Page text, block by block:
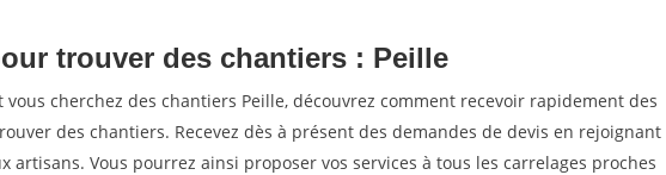
trouver des chantiers : Peille
vous cherchez des chantiers Peille, découvrez comment recevoir rapidement des
des chantiers. Recevez dès à présent des demandes de devis en rejoignant
artisans. Vous pourrez ainsi proposer vos services à tous les carrelages proches